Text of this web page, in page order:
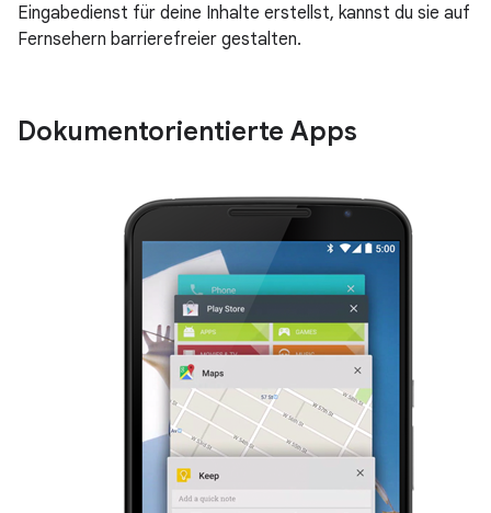
Eingabedienst für deine Inhalte erstellst, kannst du sie auf
Fernsehern barrierefreier gestalten.
Dokumentorientierte Apps